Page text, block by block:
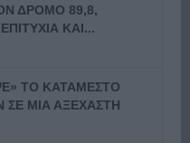
ΔΡΟΜΟ 89,8,
ΚΑΙ...
ΤΟ ΚΑΤΑΜΕΣΤΟ
ΜΙΑ ΑΞΕΧΑΣΤΗ